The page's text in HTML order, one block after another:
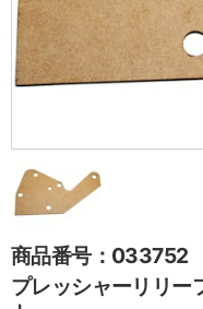
商品番号：033752
プレッシャーリリー